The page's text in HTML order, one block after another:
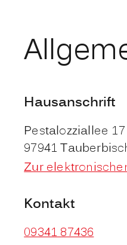
Hausanschrift
Pestalozziallee 17
97941
Zur
Kontakt
09341 87436